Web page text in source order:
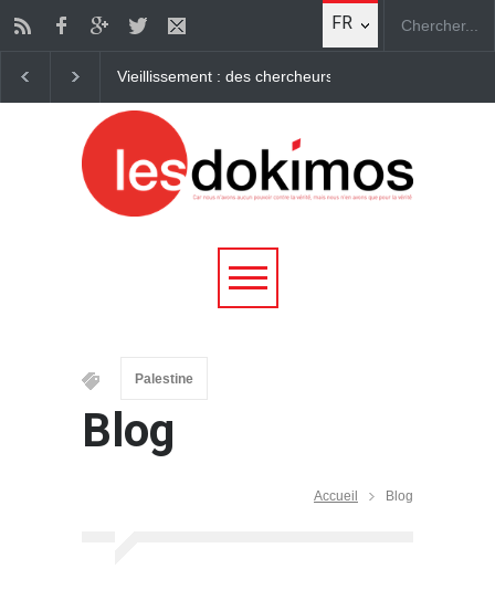
FR
Vieillissement : des chercheurs parviennent à "rajeunir" des
Palestine
Blog
Accueil Blog